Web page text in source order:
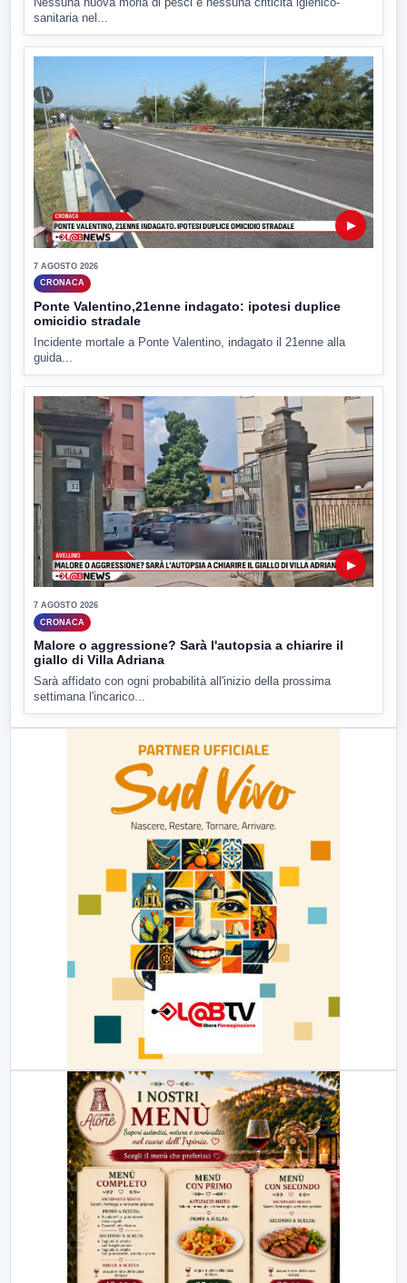
sanitaria nel...
▶
7 AGOSTO 2026
CRONACA
Ponte Valentino,21enne indagato: ipotesi duplice
omicidio stradale
Incidente mortale a Ponte Valentino, indagato il 21enne alla
guida...
▶
7 AGOSTO 2026
CRONACA
Malore o aggressione? Sarà l'autopsia a chiarire il
giallo di Villa Adriana
Sarà affidato con ogni probabilità all'inizio della prossima
settimana l'incarico...